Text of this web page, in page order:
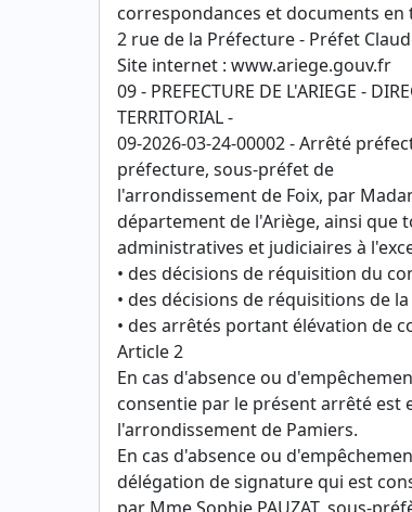
correspondances et documents
2 rue de la Préfecture - Préfet
Site internet : www.ariege.gouv.fr
09 - PREFECTURE DE L'ARIEGE -
TERRITORIAL -
09-2026-03-24-00002 - Arrêté
préfecture, sous-préfet de
l'arrondissement de Foix, par
département de l'Ariège, ainsi que
administratives et judiciaires à
• des décisions de réquisition du
• des décisions de réquisitions de
• des arrêtés portant élévation de
Article 2
En cas d'absence ou
consentie par le présent arrêté est
l'arrondissement de Pamiers.
En cas d'absence ou
délégation de signature qui est